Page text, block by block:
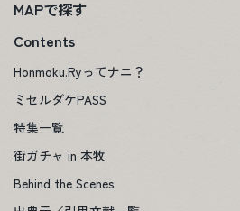
MAPで探す
Contents
Honmoku.Ryってナニ？
ミセルダケPASS
特集一覧
街ガチャ in 本牧
Behind the Scenes